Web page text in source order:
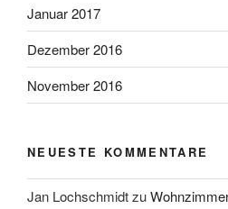
Januar 2017
Dezember 2016
November 2016
NEUESTE KOMMENTARE
Jan Lochschmidtzu